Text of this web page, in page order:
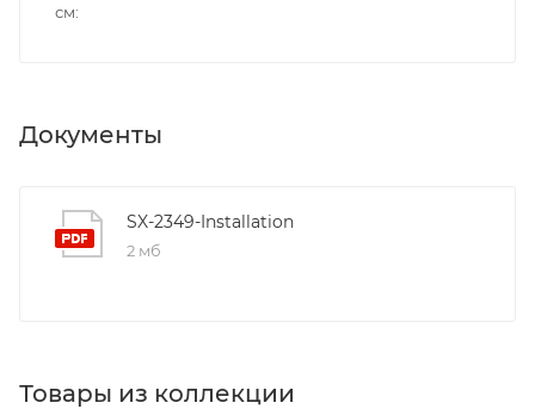
см
Документы
SX-2349-Installation
2 мб
Товары из коллекции